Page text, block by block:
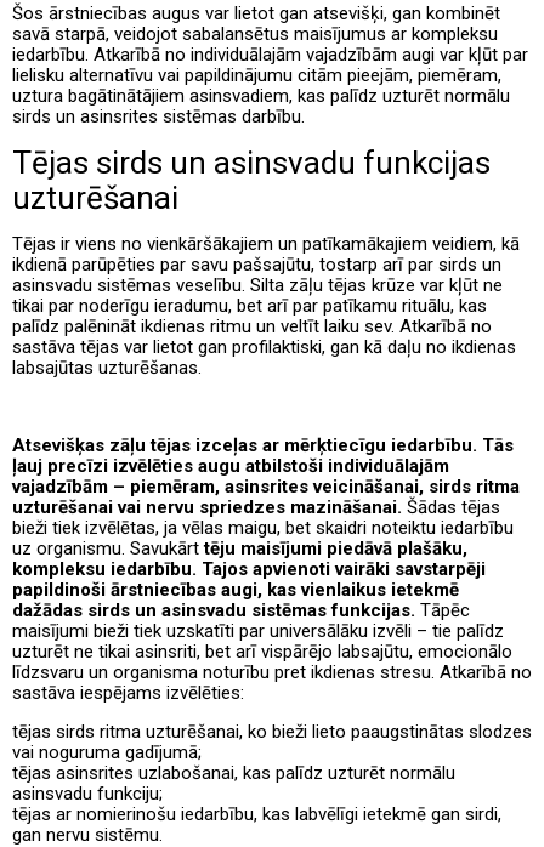
Šos ārstniecības augus var lietot gan atsevišķi, gan kombinēt
savā starpā, veidojot sabalansētus maisījumus ar kompleksu
iedarbību. Atkarībā no individuālajām vajadzībām augi var kļūt par
lielisku alternatīvu vai papildinājumu citām pieejām, piemēram,
uztura bagātinātājiem asinsvadiem, kas palīdz uzturēt normālu
sirds un asinsrites sistēmas darbību.
Tējas sirds un asinsvadu funkcijas
uzturēšanai
Tējas ir viens no vienkāršākajiem un patīkamākajiem veidiem, kā
ikdienā parūpēties par savu pašsajūtu, tostarp arī par sirds un
asinsvadu sistēmas veselību. Silta zāļu tējas krūze var kļūt ne
tikai par noderīgu ieradumu, bet arī par patīkamu rituālu, kas
palīdz palēnināt ikdienas ritmu un veltīt laiku sev. Atkarībā no
sastāva tējas var lietot gan profilaktiski, gan kā daļu no ikdienas
labsajūtas uzturēšanas.
Atsevišķas zāļu tējas izceļas ar mērķtiecīgu iedarbību. Tās
ļauj precīzi izvēlēties augu atbilstoši individuālajām
vajadzībām – piemēram, asinsrites veicināšanai, sirds ritma
uzturēšanai vai nervu spriedzes mazināšanai. Šādas tējas
bieži tiek izvēlētas, ja vēlas maigu, bet skaidri noteiktu iedarbību
uz organismu. Savukārttēju maisījumi piedāvā plašāku,
kompleksu iedarbību. Tajos apvienoti vairāki savstarpēji
papildinoši ārstniecības augi, kas vienlaikus ietekmē
dažādas sirds un asinsvadu sistēmas funkcijas. Tāpēc
maisījumi bieži tiek uzskatīti par universālāku izvēli – tie palīdz
uzturēt ne tikai asinsriti, bet arī vispārējo labsajūtu, emocionālo
līdzsvaru un organisma noturību pret ikdienas stresu. Atkarībā no
sastāva iespējams izvēlēties:
tējas sirds ritma uzturēšanai, ko bieži lieto paaugstinātas slodzes
vai noguruma gadījumā;
tējas asinsrites uzlabošanai, kas palīdz uzturēt normālu
asinsvadu funkciju;
tējas ar nomierinošu iedarbību, kas labvēlīgi ietekmē gan sirdi,
gan nervu sistēmu.